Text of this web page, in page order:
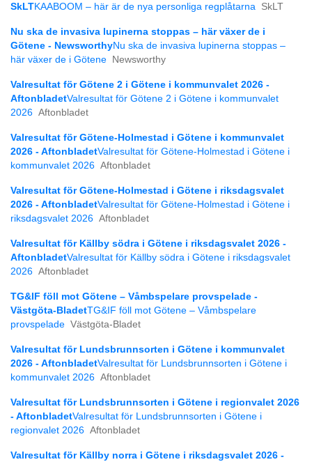
SkLTKAABOOM – här är de nya personliga regplåtarna SkLT
Nu ska de invasiva lupinerna stoppas – här växer de i
Götene - NewsworthyNu ska de invasiva lupinerna stoppas –
här växer de i Götene
Newsworthy
Valresultat för Götene 2 i Götene i kommunvalet 2026 -
AftonbladetValresultat för Götene 2 i Götene i kommunvalet
2026 Aftonbladet
Valresultat för Götene-Holmestad i Götene i kommunvalet
2026 - AftonbladetValresultat för Götene-Holmestad i Götene i
kommunvalet 2026 Aftonbladet
Valresultat för Götene-Holmestad i Götene i riksdagsvalet
2026 - AftonbladetValresultat för Götene-Holmestad i Götene i
riksdagsvalet 2026 Aftonbladet
Valresultat för Källby södra i Götene i riksdagsvalet 2026 -
AftonbladetValresultat för Källby södra i Götene i riksdagsvalet
2026 Aftonbladet
TG&IF föll mot Götene – Våmbspelare provspelade -
Västgöta-BladetTG&IF föll mot Götene – Våmbspelare
provspelade Västgöta-Bladet
Valresultat för Lundsbrunnsorten i Götene i kommunvalet
2026 - AftonbladetValresultat för Lundsbrunnsorten i Götene i
kommunvalet 2026 Aftonbladet
Valresultat för Lundsbrunnsorten i Götene i regionvalet 2026
- AftonbladetValresultat för Lundsbrunnsorten i Götene i
regionvalet 2026 Aftonbladet
Valresultat för Källby norra i Götene i riksdagsvalet 2026 -